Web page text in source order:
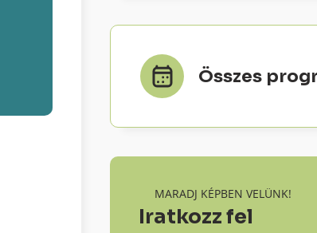
Összes
MARADJ KÉPBEN VELÜNK!
Iratkozz fel